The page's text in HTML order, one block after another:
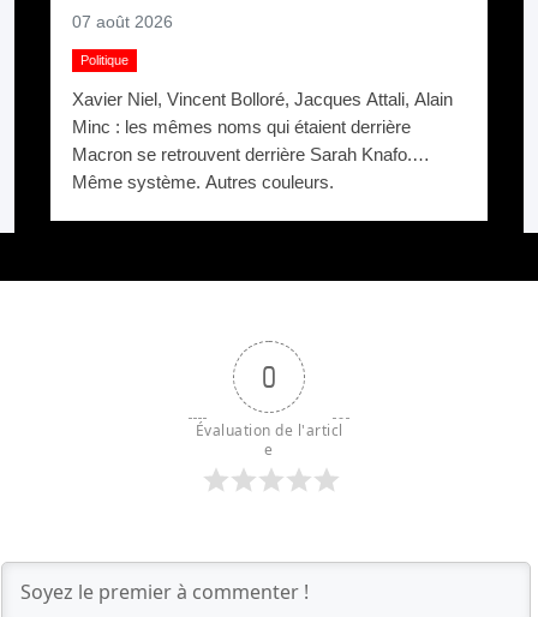
07 août 2026
Politique
Xavier Niel, Vincent Bolloré, Jacques Attali, Alain
Minc : les mêmes noms qui étaient derrière
Macron se retrouvent derrière Sarah Knafo.
Même système. Autres couleurs.
0
Évaluation de l'articl
e